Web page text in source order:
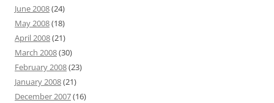
June 2008(24)
May 2008(18)
April 2008(21)
March 2008(30)
February 2008(23)
January 2008(21)
December 2007(16)